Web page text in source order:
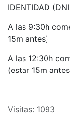
IDENTIDAD
A las 9:30h
15m antes)
A las 12:30h
(estar 15m
Visitas: 1093